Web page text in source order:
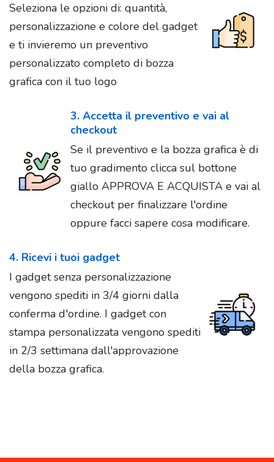
Seleziona le opzioni di: quantità,
personalizzazione e colore del gadget
e ti invieremo un preventivo
personalizzato completo di bozza
grafica con il tuo logo
3. Accetta il preventivo e vai al
checkout
Se il preventivo e la bozza grafica è di
tuo gradimento clicca sul bottone
giallo APPROVA E ACQUISTA e vai al
checkout per finalizzare l'ordine
oppure facci sapere cosa modificare.
4. Ricevi i tuoi gadget
I gadget senza personalizzazione
vengono spediti in 3/4 giorni dalla
conferma d'ordine. I gadget con
stampa personalizzata vengono spediti
in 2/3 settimana dall'approvazione
della bozza grafica.